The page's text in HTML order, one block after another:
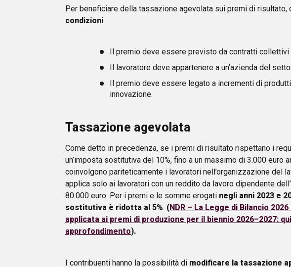
Per beneficiare della tassazione agevolata sui premi di
condizioni:
Il premio deve essere previsto da contratti collettivi
Il lavoratore deve appartenere a un’azienda del
Il premio deve essere legato a incrementi di
innovazione.
Tassazione agevolata
Come detto in precedenza, se i premi di risultato rispettano i
un’imposta sostitutiva del 10%, fino a un massimo di 3.000 euro
coinvolgono pariteticamente i lavoratori nell’organizzazione del
applica solo ai lavoratori con un reddito da lavoro dipendente
80.000 euro. Per i premi e le somme erogati negli anni 2023 e
sostitutiva è ridotta al 5%. (NDR – La Legge di Bilancio
applicata ai premi di produzione per il biennio 2026–2027:
approfondimento).
I contribuenti hanno la possibilità di modificare la tassazione